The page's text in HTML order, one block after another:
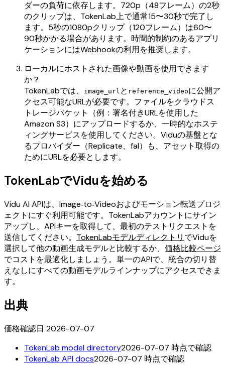
ダーの負荷に依存します。720p（48フレーム）の2秒
のクリップは、TokenLab上で通常15〜30秒で完了し
ます。5秒の1080pクリップ（120フレーム）は60〜
90秒かかる場合があります。時間的制約のあるアプリ
ケーションにはWebhookの利用を推奨します。
ローカルにホストされた画像や動画を使用できます
か？
TokenLabでは、
image_url と reference_videoに公開ア
クセス可能なURLが必要です。ファイルをクラウドス
トレージバケット（例：署名付きURLを使用した
Amazon S3）にアップロードするか、一時的なホステ
ィングサービスを使用してください。Viduの基盤とな
るプロバイダー（Replicate、fal）も、アセット取得の
ためにURLを必要とします。
TokenLabでViduを始める
Vidu AI APIは、Image‑to‑Videoおよびモーション転送プロジ
ェクトにすぐ利用可能です。TokenLabアカウントにサイン
アップし、APIキーを取得して、最初のテストリクエストを
送信してください。 TokenLabモデルディレクトリ でViduを
選択して他の動画生成モデルと比較するか、 価格比較ページ
でコストを最適化しましょう。単一のAPIで、統合の切り替
えなしにすべての動画モデルラインナップにアクセスできま
す。
出典
価格確認日 2026-07-07
TokenLab model directory2026-07-07 時点で確認
TokenLab API docs2026-07-07 時点で確認